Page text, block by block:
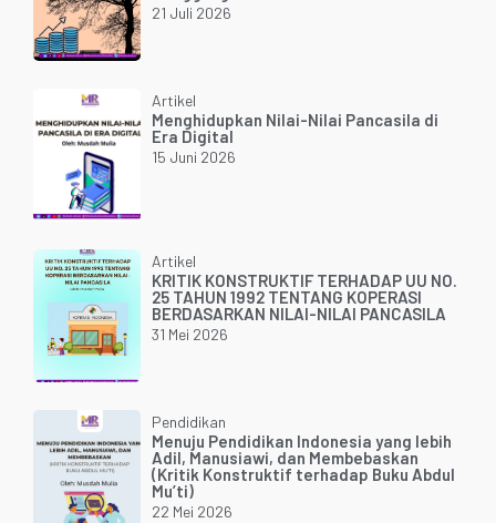
21 Juli 2026
Artikel
Menghidupkan Nilai-Nilai Pancasila di
Era Digital
15 Juni 2026
Artikel
KRITIK KONSTRUKTIF TERHADAP UU NO.
25 TAHUN 1992 TENTANG KOPERASI
BERDASARKAN NILAI-NILAI PANCASILA
31 Mei 2026
Pendidikan
Menuju Pendidikan Indonesia yang lebih
Adil, Manusiawi, dan Membebaskan
(Kritik Konstruktif terhadap Buku Abdul
Mu’ti)
22 Mei 2026